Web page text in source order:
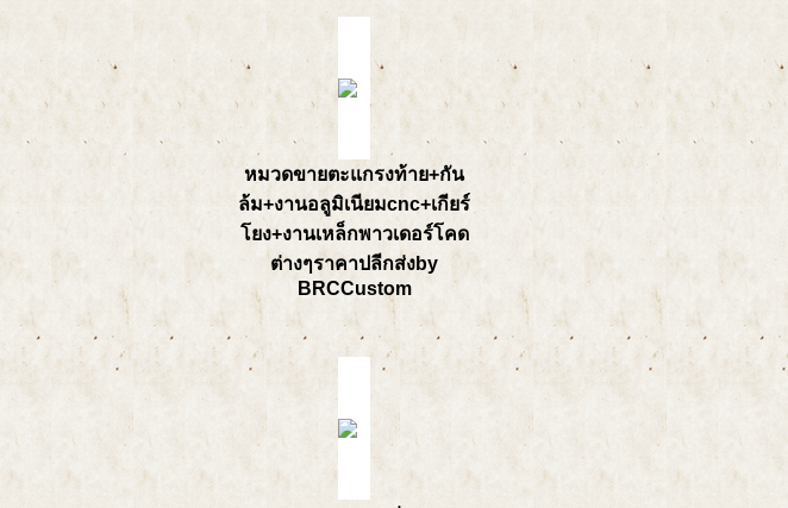
หมวดขายตะแกรงท้าย+กัน
ล้ม+งานอลูมิเนียมcnc+เกียร์
โยง+งานเหล็กพาวเดอร์โคด
ต่างๆราคาปลีกส่งby
BRCCustom